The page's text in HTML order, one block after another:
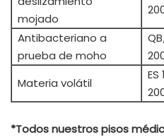
mojado
Antibacteriano a
prueba de moho
Materia volátil
*Todos nuestros pisos